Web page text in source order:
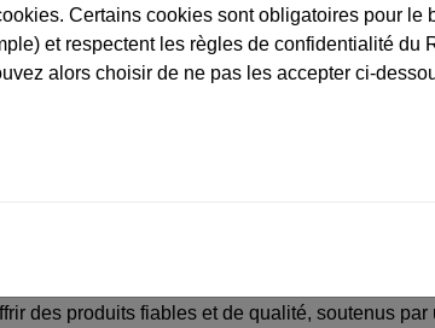
leader mondial du marché du synderme.
de 50 ans, pour proposer des solutions en
des produits fiables et de qualité, soutenus
Certains cookies sont obligatoires pour le
et respectent les règles de confidentialité du
alors choisir de ne pas les accepter ci-